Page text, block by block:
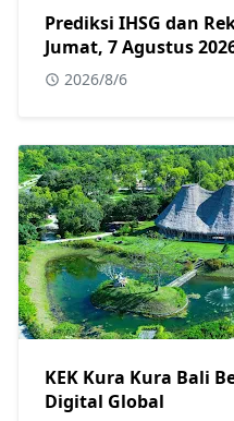
Prediksi IHSG dan
Jumat, 7 Agustus
2026/8/6
KEK Kura Kura Bali
Digital Global